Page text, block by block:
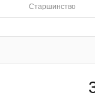
Старшинство